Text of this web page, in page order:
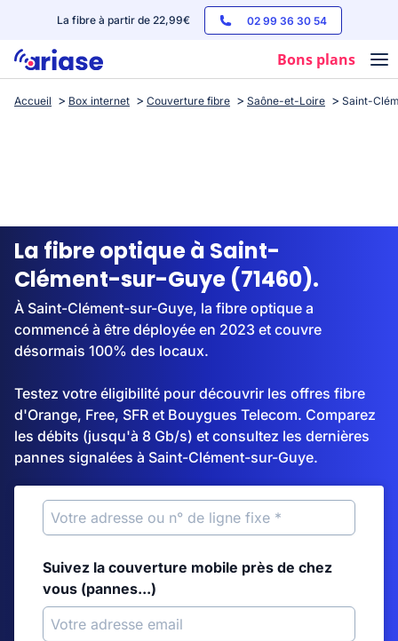
La fibre à partir de 22,99€ 02 99 36 30 54
Bons plans
Box internet
Streaming
Accueil Box internet Couverture fibre Saône-et-Loire Saint-
La fibre optique à Saint-
Clément-sur-Guye (71460).
À Saint-Clément-sur-Guye, la fibre optique a
commencé à être déployée en 2023 et couvre
désormais 100% des locaux.
Testez votre éligibilité pour découvrir les offres fibre
d'Orange, Free, SFR et Bouygues Telecom. Comparez
les débits (jusqu'à 8 Gb/s) et consultez les dernières
pannes signalées à Saint-Clément-sur-Guye.
Suivez la couverture mobile près de chez
vous (pannes...)